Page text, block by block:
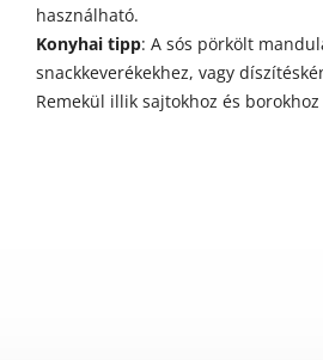
használható.
Konyhai tipp: A sós pörkölt
snackkeverékekhez, vagy
Remekül illik sajtokhoz és